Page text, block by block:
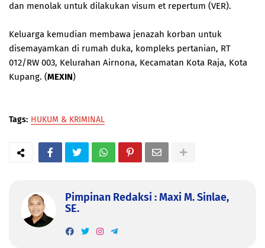
dan menolak untuk dilakukan visum et repertum (VER).
Keluarga kemudian membawa jenazah korban untuk
disemayamkan di rumah duka, kompleks pertanian, RT
012/RW 003, Kelurahan Airnona, Kecamatan Kota Raja, Kota
Kupang. (MEXIN)
Tags: HUKUM & KRIMINAL
Pimpinan Redaksi : Maxi M. Sinlae,
SE.